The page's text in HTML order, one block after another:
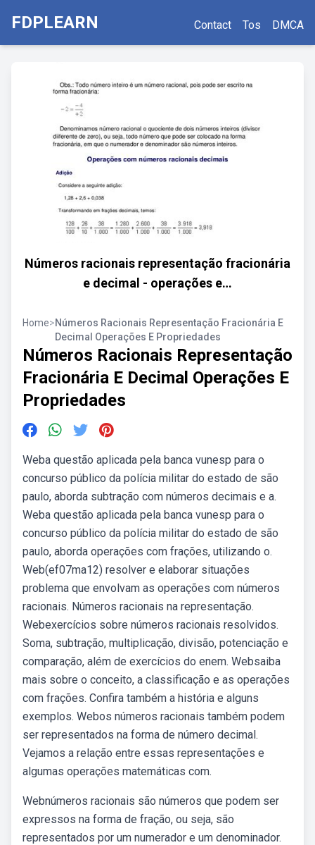
FDPLEARN Contact Tos DMCA
Números racionais representação fracionária
e decimal - operações e…
Home>Números Racionais Representação Fracionária E
Decimal Operações E Propriedades
Números Racionais Representação
Fracionária E Decimal Operações E
Propriedades
Weba questão aplicada pela banca vunesp para o
concurso público da polícia militar do estado de são
paulo, aborda subtração com números decimais e a.
Weba questão aplicada pela banca vunesp para o
concurso público da polícia militar do estado de são
paulo, aborda operações com frações, utilizando o.
Web(ef07ma12) resolver e elaborar situações
problema que envolvam as operações com números
racionais. Números racionais na representação.
Webexercícios sobre números racionais resolvidos.
Soma, subtração, multiplicação, divisão, potenciação e
comparação, além de exercícios do enem. Websaiba
mais sobre o conceito, a classificação e as operações
com frações. Confira também a história e alguns
exemplos. Webos números racionais também podem
ser representados na forma de número decimal.
Vejamos a relação entre essas representações e
algumas operações matemáticas com.
Webnúmeros racionais são números que podem ser
expressos na forma de fração, ou seja, são
representados por um numerador e um denominador.